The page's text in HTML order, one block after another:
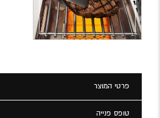
פרטי המוצר
טופס פנייה